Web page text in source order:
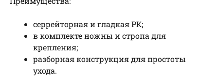
серрейторная и гладкая РК;
в комплекте ножны и стропа для
крепления;
разборная конструкция для простоты
ухода.